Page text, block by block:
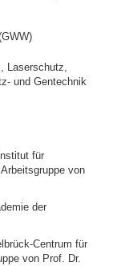
Laserschutz,
und Gentechnik
für
von
der
Centrum für
von Prof. Dr.